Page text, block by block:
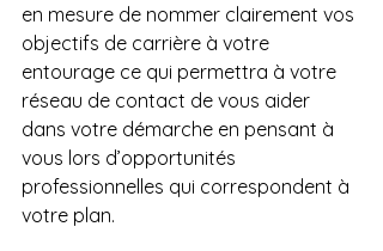
en mesure de nommer clairement vos
objectifs de carrière à votre
entourage ce qui permettra à votre
réseau de contact de vous aider
dans votre démarche en pensant à
vous lors d’opportunités
professionnelles qui correspondent à
votre plan.